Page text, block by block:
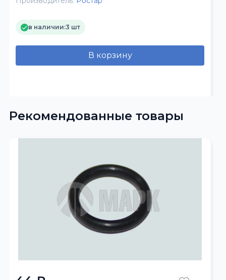
в наличии:3 шт
В корзину
Рекомендованные товары